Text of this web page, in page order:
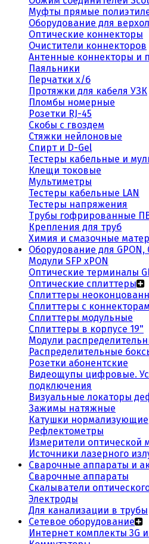
Муфты прямые
Оборудование для
Оптические коннекторы
Очистители коннекторов
Антенные коннекторы и
Паяльники
Перчатки х/б
Протяжки для кабеля УЗК
Пломбы номерные
Розетки RJ-45
Скобы с гвоздем
Стяжки нейлоновые
Спирт и D-Gel
Тестеры кабельные и
Клещи токовые
Мультиметры
Тестеры кабельные LAN
Тестеры напряжения
Трубы гофрированные
Крепления для труб
Химия и смазочные
Оборудование для GPON,
Модули SFP xPON
Оптические терминалы
Оптические сплиттеры
Сплиттеры
Сплиттеры с
Сплиттеры модульные
Сплиттеры в корпусе 19"
Модули
Распределительные
Розетки абонентские
Видеощупы цифровые.
подключения
Визуальные локаторы
Зажимы натяжные
Катушки нормализующие
Рефлектометры
Измерители оптической
Источники лазерного
Сварочные аппараты и
Сварочные аппараты
Скалыватели
Электроды
Для канализации в трубы
Сетевое оборудование
Интернет комплекты 3G и